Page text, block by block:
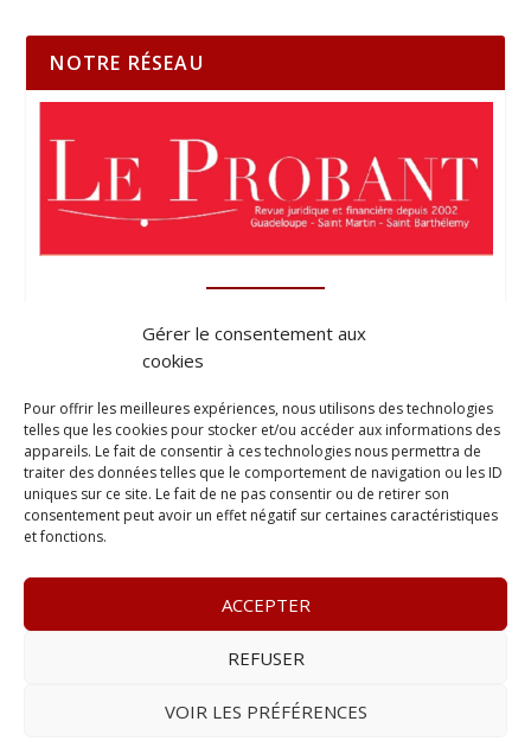
Gérer le consentement aux
cookies
Pour offrir les meilleures expériences, nous utilisons des technologies
telles que les cookies pour stocker et/ou accéder aux informations des
appareils. Le fait de consentir à ces technologies nous permettra de
traiter des données telles que le comportement de navigation ou les ID
uniques sur ce site. Le fait de ne pas consentir ou de retirer son
consentement peut avoir un effet négatif sur certaines caractéristiques
et fonctions.
ACCEPTER
REFUSER
VOIR LES PRÉFÉRENCES
NOTRE RÉSEAU
– www.lapostille.fr –
– E-mail :contact@lapostille.fr–